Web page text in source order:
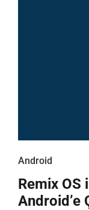
Android
Remix OS
Android’e